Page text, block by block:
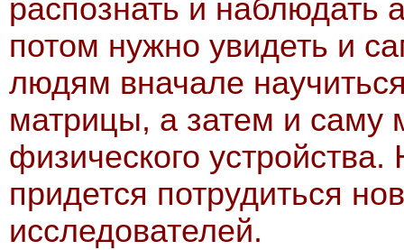
распознать и наблюдать
потом нужно увидеть и
людям вначале
матрицы, а затем и саму
физического
придется потрудиться
исследователей.